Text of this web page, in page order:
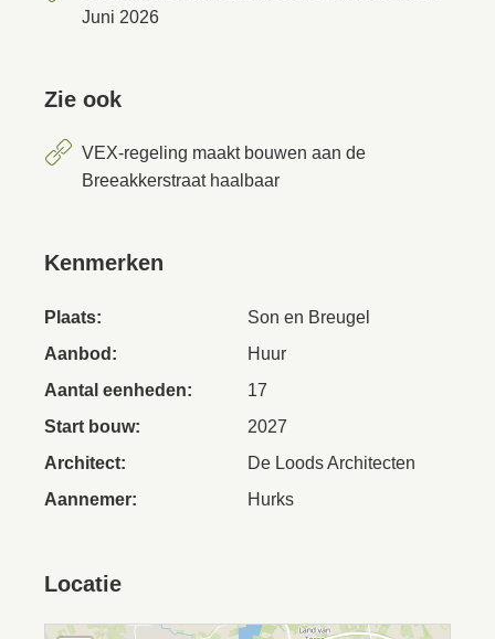
Juni 2026
Zie ook
VEX-regeling maakt bouwen aan de
Breeakkerstraat haalbaar
Kenmerken
Plaats:
Son en Breugel
Aanbod:
Huur
Aantal eenheden:
17
Start bouw:
2027
Architect:
De Loods Architecten
Aannemer:
Hurks
Locatie